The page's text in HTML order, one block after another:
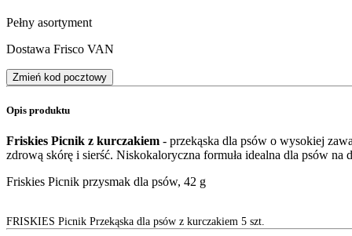
Pełny asortyment
Dostawa Frisco VAN
Zmień kod pocztowy
Opis produktu
Friskies Picnik z kurczakiem - przekąska dla psów o wysokiej
zdrową skórę i sierść. Niskokaloryczna formuła idealna dla psów na
Friskies Picnik przysmak dla psów, 42 g
FRISKIES Picnik Przekąska dla psów z kurczakiem 5 szt.